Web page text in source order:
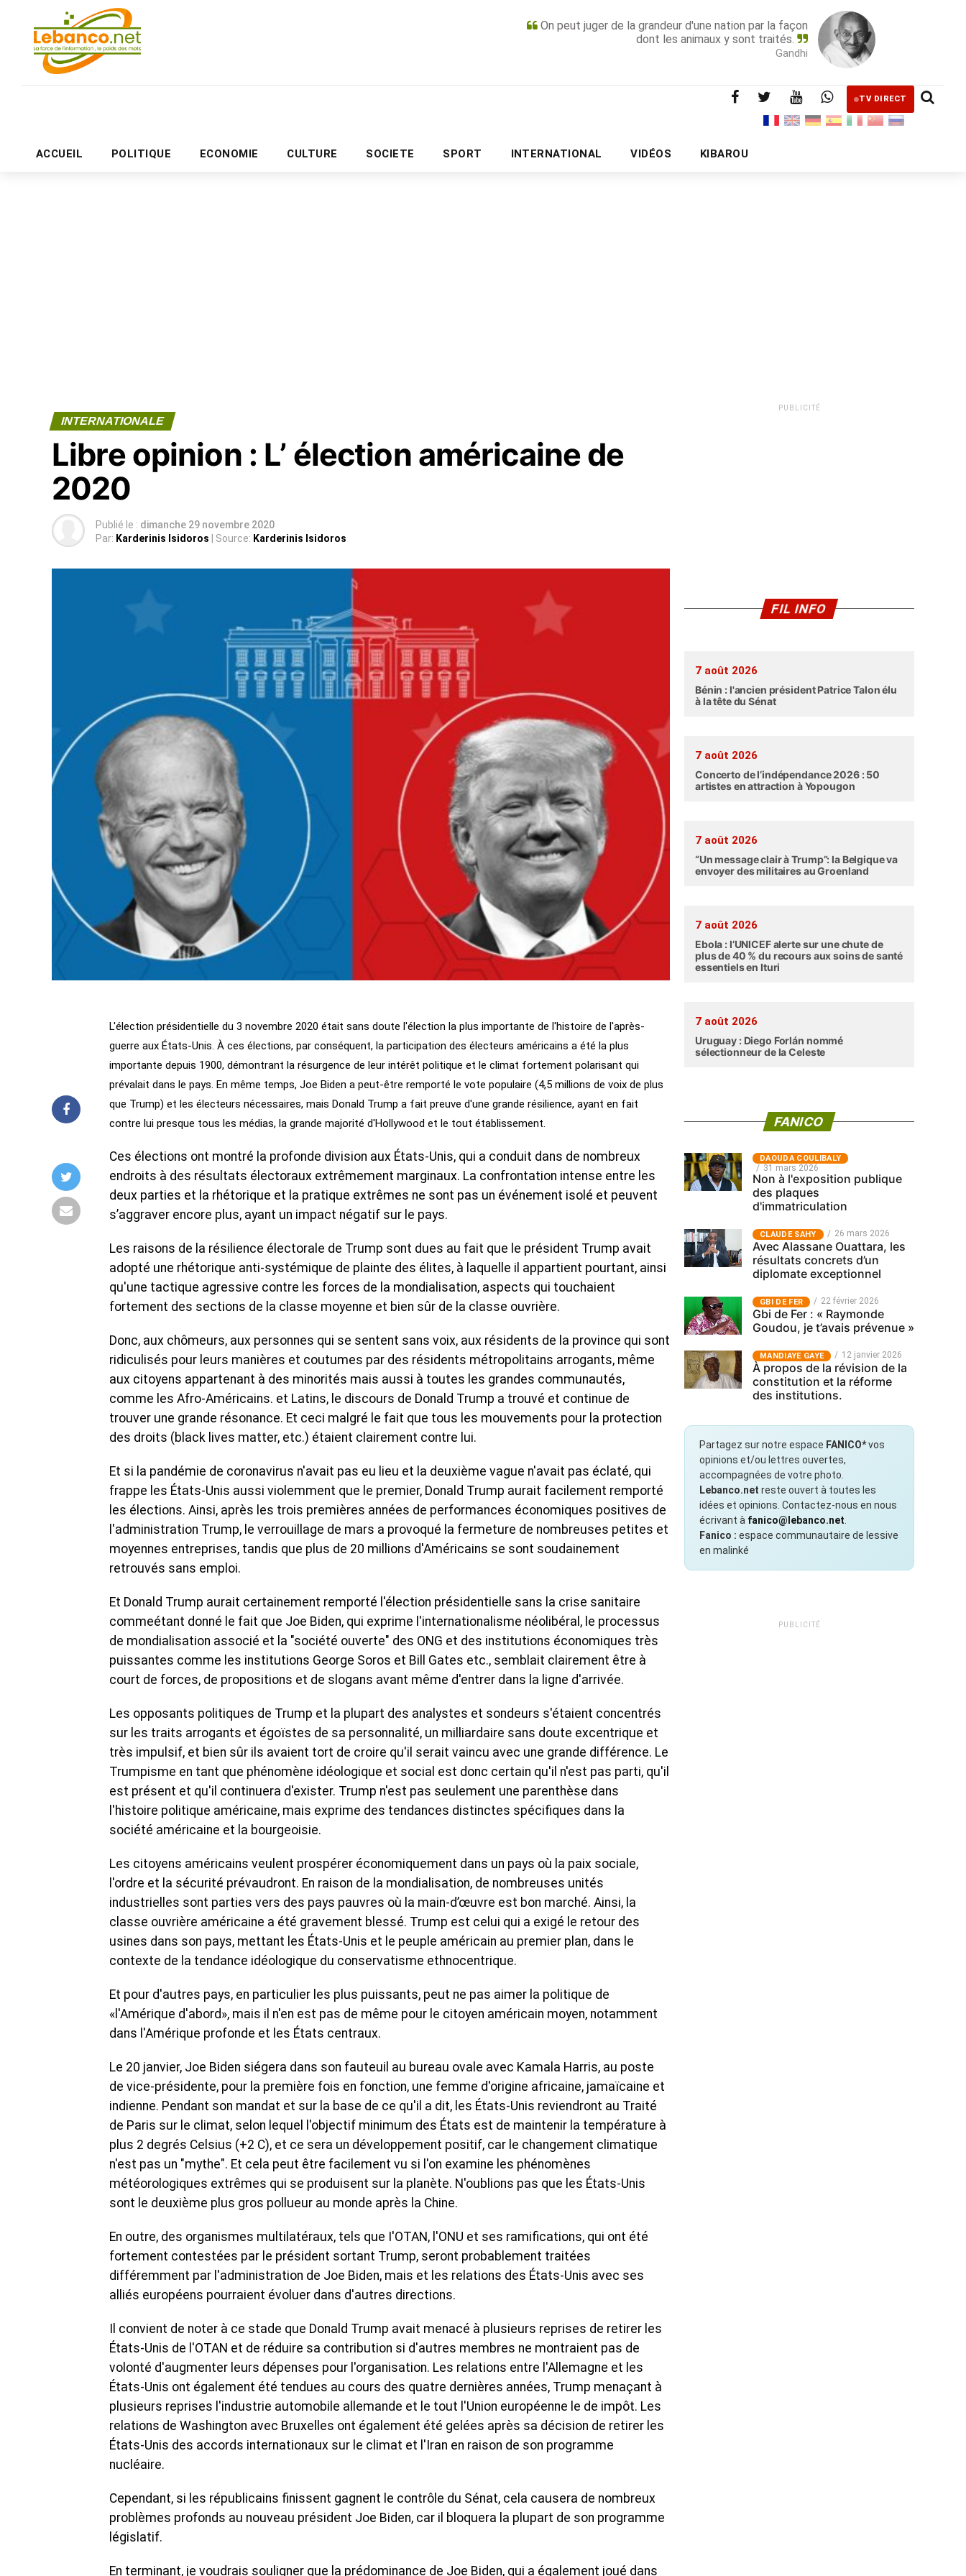
On peut juger de la grandeur d'une nation par la façon
dont les animaux y sont traités.
Gandhi
TV DIRECT
ACCUEIL POLITIQUE ECONOMIE CULTURE SOCIETE SPORT INTERNATIONAL VIDÉOS KIBAROU
PUBLICITÉ
INTERNATIONALE
Libre opinion : L’ élection américaine de
2020
Publié le : dimanche 29 novembre 2020
Par: Karderinis Isidoros | Source: Karderinis Isidoros
L'élection présidentielle du 3 novembre 2020 était sans doute l'élection la plus importante de l'histoire de l'après-
guerre aux États-Unis. À ces élections, par conséquent, la participation des électeurs américains a été la plus
importante depuis 1900, démontrant la résurgence de leur intérêt politique et le climat fortement polarisant qui
prévalait dans le pays. En même temps, Joe Biden a peut-être remporté le vote populaire (4,5 millions de voix de plus
que Trump) et les électeurs nécessaires, mais Donald Trump a fait preuve d'une grande résilience, ayant en fait
contre lui presque tous les médias, la grande majorité d'Hollywood et le tout établissement.
Ces élections ont montré la profonde division aux États-Unis, qui a conduit dans de nombreux
endroits à des résultats électoraux extrêmement marginaux. La confrontation intense entre les
deux parties et la rhétorique et la pratique extrêmes ne sont pas un événement isolé et peuvent
s’aggraver encore plus, ayant un impact négatif sur le pays.
Les raisons de la résilience électorale de Trump sont dues au fait que le président Trump avait
adopté une rhétorique anti-systémique de plainte des élites, à laquelle il appartient pourtant, ainsi
qu'une tactique agressive contre les forces de la mondialisation, aspects qui touchaient
fortement des sections de la classe moyenne et bien sûr de la classe ouvrière.
Donc, aux chômeurs, aux personnes qui se sentent sans voix, aux résidents de la province qui sont
ridiculisés pour leurs manières et coutumes par des résidents métropolitains arrogants, même
aux citoyens appartenant à des minorités mais aussi à toutes les grandes communautés,
comme les Afro-Américains. et Latins, le discours de Donald Trump a trouvé et continue de
trouver une grande résonance. Et ceci malgré le fait que tous les mouvements pour la protection
des droits (black lives matter, etc.) étaient clairement contre lui.
Et si la pandémie de coronavirus n'avait pas eu lieu et la deuxième vague n'avait pas éclaté, qui
frappe les États-Unis aussi violemment que le premier, Donald Trump aurait facilement remporté
les élections. Ainsi, après les trois premières années de performances économiques positives de
l'administration Trump, le verrouillage de mars a provoqué la fermeture de nombreuses petites et
moyennes entreprises, tandis que plus de 20 millions d'Américains se sont soudainement
retrouvés sans emploi.
Et Donald Trump aurait certainement remporté l'élection présidentielle sans la crise sanitaire
commeétant donné le fait que Joe Biden, qui exprime l'internationalisme néolibéral, le processus
de mondialisation associé et la "société ouverte" des ONG et des institutions économiques très
puissantes comme les institutions George Soros et Bill Gates etc., semblait clairement être à
court de forces, de propositions et de slogans avant même d'entrer dans la ligne d'arrivée.
Les opposants politiques de Trump et la plupart des analystes et sondeurs s'étaient concentrés
sur les traits arrogants et égoïstes de sa personnalité, un milliardaire sans doute excentrique et
très impulsif, et bien sûr ils avaient tort de croire qu'il serait vaincu avec une grande différence. Le
Trumpisme en tant que phénomène idéologique et social est donc certain qu'il n'est pas parti, qu'il
est présent et qu'il continuera d'exister. Trump n'est pas seulement une parenthèse dans
l'histoire politique américaine, mais exprime des tendances distinctes spécifiques dans la
société américaine et la bourgeoisie.
Les citoyens américains veulent prospérer économiquement dans un pays où la paix sociale,
l'ordre et la sécurité prévaudront. En raison de la mondialisation, de nombreuses unités
industrielles sont parties vers des pays pauvres où la main-d’œuvre est bon marché. Ainsi, la
classe ouvrière américaine a été gravement blessé. Trump est celui qui a exigé le retour des
usines dans son pays, mettant les États-Unis et le peuple américain au premier plan, dans le
contexte de la tendance idéologique du conservatisme ethnocentrique.
Et pour d'autres pays, en particulier les plus puissants, peut ne pas aimer la politique de
«l'Amérique d'abord», mais il n'en est pas de même pour le citoyen américain moyen, notamment
dans l'Amérique profonde et les États centraux.
Le 20 janvier, Joe Biden siégera dans son fauteuil au bureau ovale avec Kamala Harris, au poste
de vice-présidente, pour la première fois en fonction, une femme d'origine africaine, jamaïcaine et
indienne. Pendant son mandat et sur la base de ce qu'il a dit, les États-Unis reviendront au Traité
de Paris sur le climat, selon lequel l'objectif minimum des États est de maintenir la température à
plus 2 degrés Celsius (+2 C), et ce sera un développement positif, car le changement climatique
n'est pas un "mythe". Et cela peut être facilement vu si l'on examine les phénomènes
météorologiques extrêmes qui se produisent sur la planète. N'oublions pas que les États-Unis
sont le deuxième plus gros pollueur au monde après la Chine.
En outre, des organismes multilatéraux, tels que I'OTAN, l'ONU et ses ramifications, qui ont été
fortement contestées par le président sortant Trump, seront probablement traitées
différemment par l'administration de Joe Biden, mais et les relations des États-Unis avec ses
alliés européens pourraient évoluer dans d'autres directions.
Il convient de noter à ce stade que Donald Trump avait menacé à plusieurs reprises de retirer les
États-Unis de l'OTAN et de réduire sa contribution si d'autres membres ne montraient pas de
volonté d'augmenter leurs dépenses pour l'organisation. Les relations entre l'Allemagne et les
États-Unis ont également été tendues au cours des quatre dernières années, Trump menaçant à
plusieurs reprises l'industrie automobile allemande et le tout l'Union européenne le de impôt. Les
relations de Washington avec Bruxelles ont également été gelées après sa décision de retirer les
États-Unis des accords internationaux sur le climat et l'Iran en raison de son programme
nucléaire.
Cependant, si les républicains finissent gagnent le contrôle du Sénat, cela causera de nombreux
problèmes profonds au nouveau président Joe Biden, car il bloquera la plupart de son programme
législatif.
En terminant, je voudrais souligner que la prédominance de Joe Biden, qui a également joué dans
PUBLICITÉ
FIL INFO
7 août 2026
Bénin : l'ancien président Patrice Talon élu
à la tête du Sénat
7 août 2026
Concerto de l’indépendance 2026 : 50
artistes en attraction à Yopougon
7 août 2026
“Un message clair à Trump”: la Belgique va
envoyer des militaires au Groenland
7 août 2026
Ebola : l’UNICEF alerte sur une chute de
plus de 40 % du recours aux soins de santé
essentiels en Ituri
7 août 2026
Uruguay : Diego Forlán nommé
sélectionneur de la Celeste
FANICO
‎DAOUDA COULIBALY
31 mars 2026
Non à l'exposition publique
des plaques
d'immatriculation
CLAUDE SAHY 26 mars 2026
Avec Alassane Ouattara, les
résultats concrets d’un
diplomate exceptionnel
GBI DE FER 22 février 2026
Gbi de Fer : « Raymonde
Goudou, je t’avais prévenue »
MANDIAYE GAYE 12 janvier 2026
À propos de la révision de la
constitution et la réforme
des institutions.
Partagez sur notre espace FANICO*vos
opinions et/ou lettres ouvertes,
accompagnées de votre photo.
Lebanco.net reste ouvert à toutes les
idées et opinions. Contactez-nous en nous
écrivant à fanico@lebanco.net
Fanico : espace communautaire de lessive
en malinké
PUBLICITÉ